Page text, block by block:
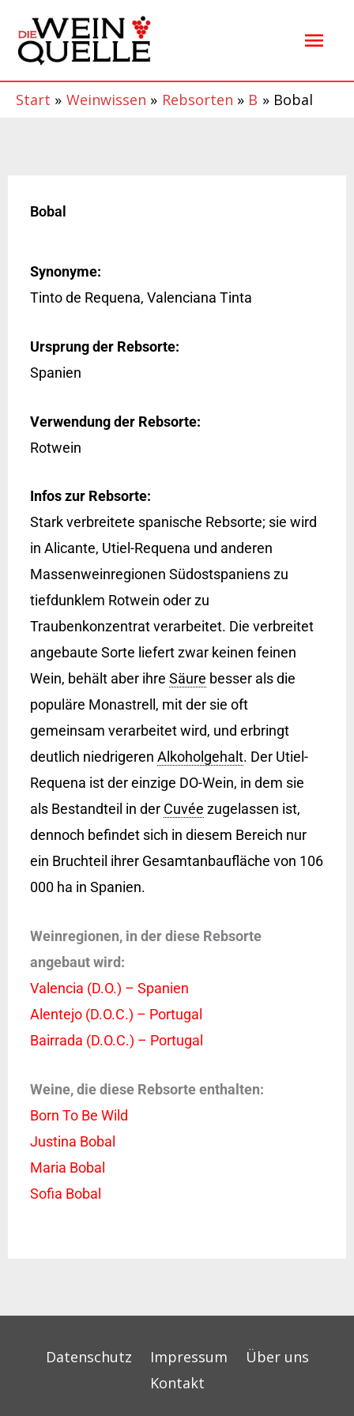
Inhalt
springen
Start Weinwissen Rebsorten B Bobal
Bobal
Synonyme:
Tinto de Requena, Valenciana Tinta
Ursprung der Rebsorte:
Spanien
Verwendung der Rebsorte:
Rotwein
Infos zur Rebsorte:
Stark verbreitete spanische Rebsorte; sie wird
in Alicante, Utiel-Requena und anderen
Massenweinregionen Südostspaniens zu
tiefdunklem Rotwein oder zu
Traubenkonzentrat verarbeitet. Die verbreitet
angebaute Sorte liefert zwar keinen feinen
Wein, behält aber ihre Säure besser als die
populäre Monastrell, mit der sie oft
gemeinsam verarbeitet wird, und erbringt
deutlich niedrigeren Alkoholgehalt. Der Utiel-
Requena ist der einzige DO-Wein, in dem sie
als Bestandteil in der Cuvée zugelassen ist,
dennoch befindet sich in diesem Bereich nur
ein Bruchteil ihrer Gesamtanbaufläche von 106
000 ha in Spanien.
Weinregionen, in der diese Rebsorte
angebaut wird:
Valencia (D.O.) – Spanien
Alentejo (D.O.C.) – Portugal
Bairrada (D.O.C.) – Portugal
Weine, die diese Rebsorte enthalten:
Born To Be Wild
Justina Bobal
Maria Bobal
Sofia Bobal
Datenschutz Impressum
Über uns
Kontakt